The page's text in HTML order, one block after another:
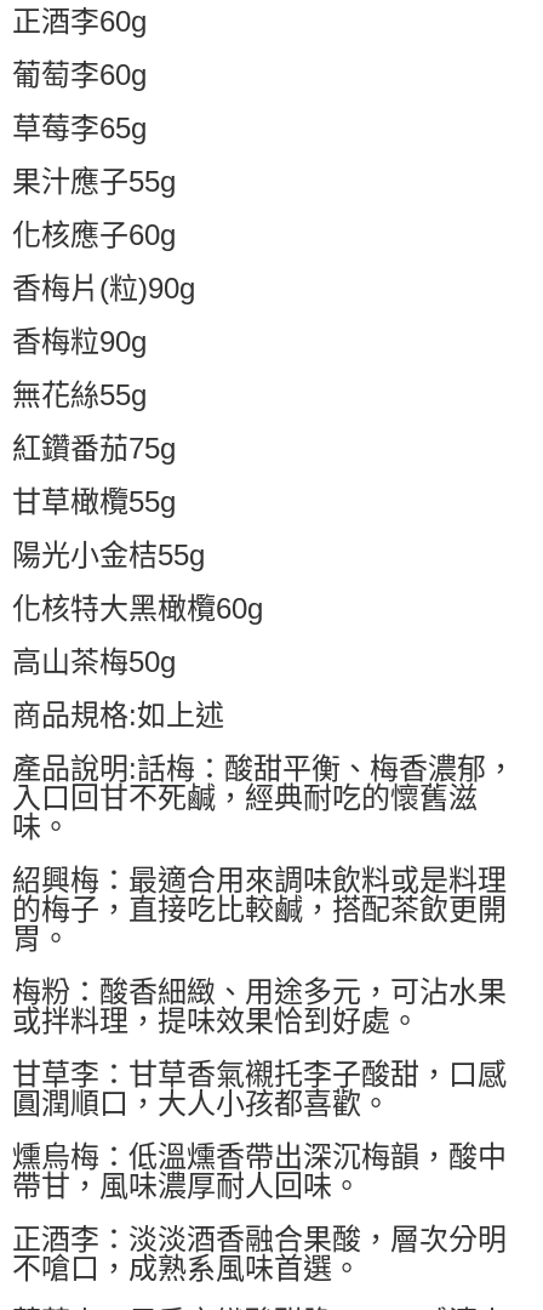
正酒李60g
葡萄李60g
草莓李65g
果汁應子55g
化核應子60g
香梅片(粒)90g
香梅粒90g
無花絲55g
紅鑽番茄75g
甘草橄欖55g
陽光小金桔55g
化核特大黑橄欖60g
高山茶梅50g
商品規格:如上述
產品說明:話梅：酸甜平衡、梅香濃郁，
入口回甘不死鹹，經典耐吃的懷舊滋
味。
紹興梅：最適合用來調味飲料或是料理
的梅子，直接吃比較鹹，搭配茶飲更開
胃。
梅粉：酸香細緻、用途多元，可沾水果
或拌料理，提味效果恰到好處。
甘草李：甘草香氣襯托李子酸甜，口感
圓潤順口，大人小孩都喜歡。
燻烏梅：低溫燻香帶出深沉梅韻，酸中
帶甘，風味濃厚耐人回味。
正酒李：淡淡酒香融合果酸，層次分明
不嗆口，成熟系風味首選。